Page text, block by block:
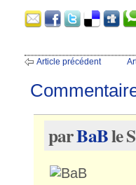
Article précédent
parBaBle